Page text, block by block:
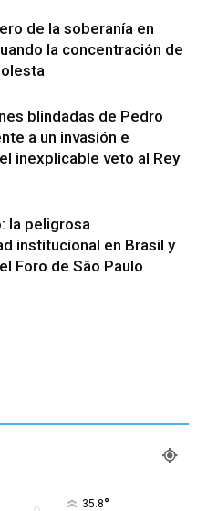
de la soberanía en
la concentración de
blindadas de Pedro
a un invasión e
inexplicable veto al Rey
la peligrosa
institucional en Brasil y
Foro de São Paulo
35.8°